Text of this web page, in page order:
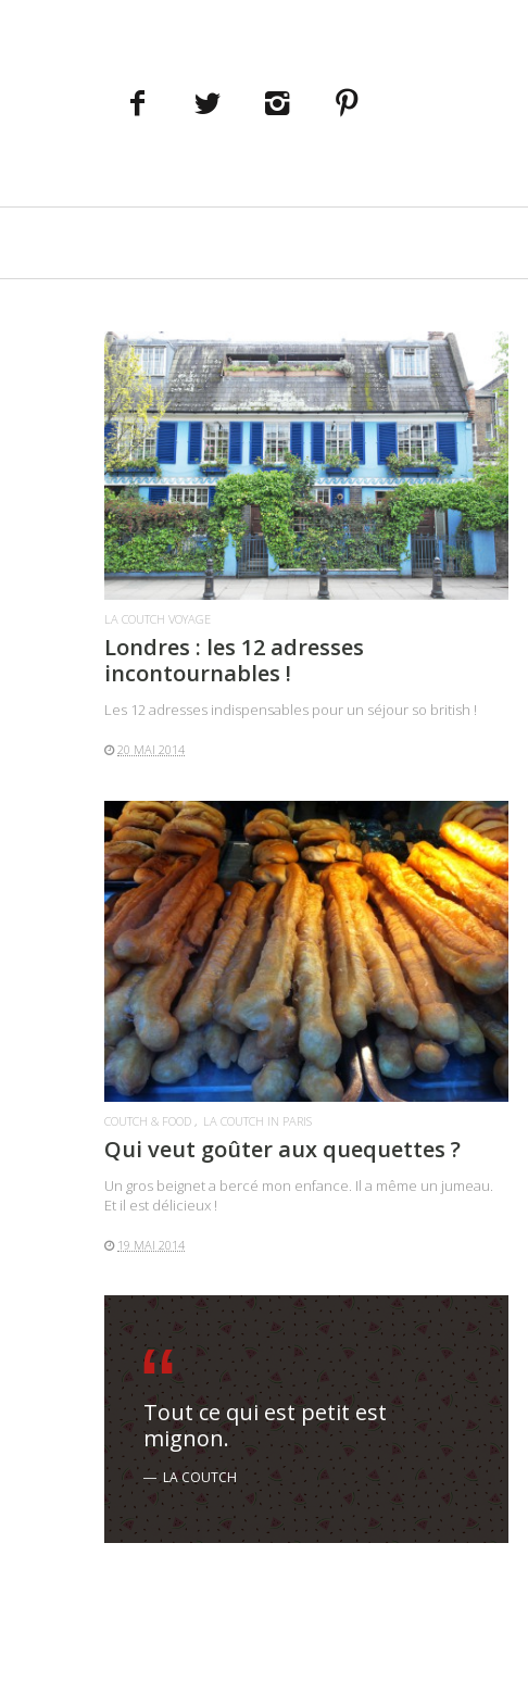
LIRE LA SUITE
LA COUTCH VOYAGE
Londres : les 12 adresses
incontournables !
Les 12 adresses indispensables pour un séjour so british !
20 MAI 2014
LIRE LA SUITE
COUTCH & FOOD LA COUTCH IN PARIS
Qui veut goûter aux quequettes ?
Un gros beignet a bercé mon enfance. Il a même un jumeau.
Et il est délicieux !
19 MAI 2014
Tout ce qui est petit est
mignon.
LA COUTCH